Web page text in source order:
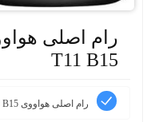
T11 B15
رام اصلی هواووی HUAWEI G610-T11 B15